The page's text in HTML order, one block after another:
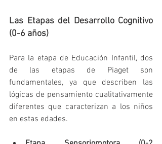
Las Etapas del Desarrollo Cognitivo
(0-6 años)
Para la etapa de Educación Infantil, dos
de las etapas de Piaget son
fundamentales, ya que describen las
lógicas de pensamiento cualitativamente
diferentes que caracterizan a los niños
en estas edades.